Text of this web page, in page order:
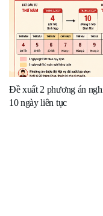
Đề xuất 2 phương án
10 ngày liên tục